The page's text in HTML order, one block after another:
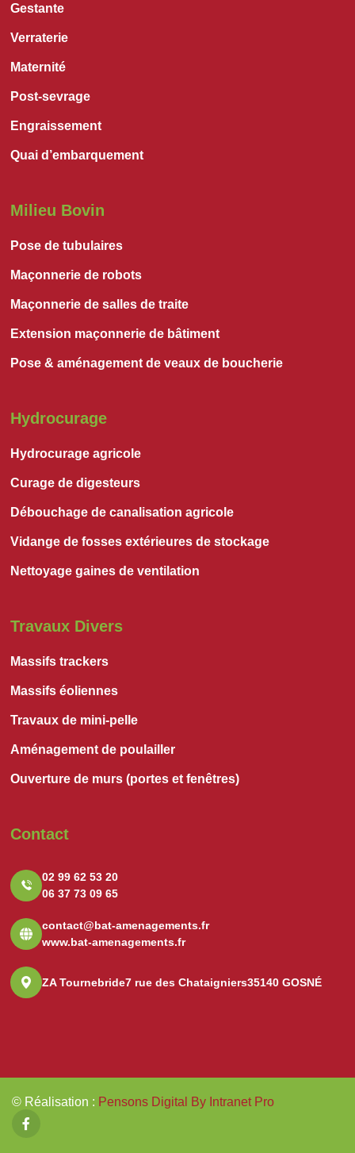
Gestante
Verraterie
Maternité
Post-sevrage
Engraissement
Quai d’embarquement
Milieu Bovin
Pose de tubulaires
Maçonnerie de robots
Maçonnerie de salles de traite
Extension maçonnerie de bâtiment
Pose & aménagement de veaux de boucherie
Hydrocurage
Hydrocurage agricole
Curage de digesteurs
Débouchage de canalisation agricole
Vidange de fosses extérieures de stockage
Nettoyage gaines de ventilation
Travaux Divers
Massifs trackers
Massifs éoliennes
Travaux de mini-pelle
Aménagement de poulailler
Ouverture de murs (portes et fenêtres)
Contact
02 99 62 53 20
06 37 73 09 65
contact@bat-amenagements.fr
www.bat-amenagements.fr
ZA Tournebride7 rue des Chataigniers35140 GOSNÉ
© Réalisation : Pensons Digital By Intranet Pro